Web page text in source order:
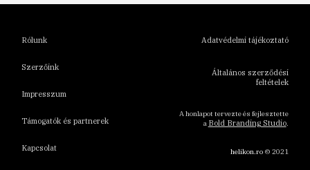
Rólunk
Szerzőink
Impresszum
Támogatók és partnerek
Kapcsolat
Adatvédelmi tájékoztató
Általános szerződési
feltételek
A honlapot tervezte és fejlesztette
a Bold Branding Studio.
helikon.ro© 2021